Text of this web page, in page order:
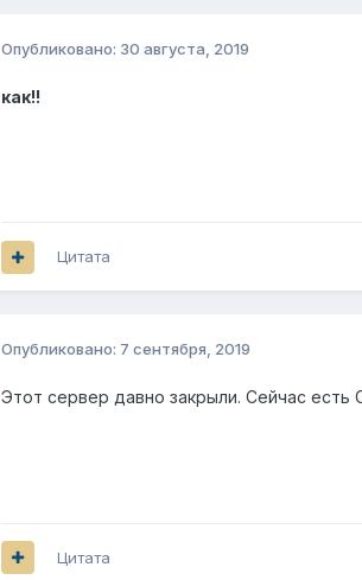
Опубликовано: 30 августа, 2019
как!!
Цитата
Опубликовано: 7 сентября, 2019
Этот сервер давно закрыли. Сейчас есть
Цитата